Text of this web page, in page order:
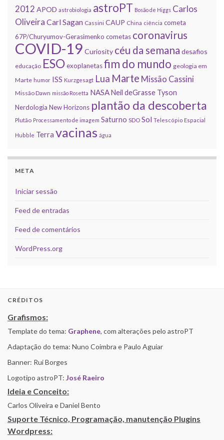
2012 APOD astrobiologia astroPT Bosão de Higgs Carlos
Oliveira Carl Sagan Cassini CAUP China ciência cometa
67P/Churyumov-Gerasimenko cometas coronavirus
COVID-19 Curiosity céu da semana desafios
educação ESOexoplanetasfim do mundo geologia em
Marte humor ISS Kurzgesagt Lua Marte Missão Cassini
Missão Dawn missão Rosetta NASANeil deGrasse Tyson
Nerdologia New Horizons plantão da descoberta
Plutão Processamento de imagem Saturno SDO Sol Telescópio Espacial
Hubble Terra vacinas água
META
Iniciar sessão
Feed de entradas
Feed de comentários
WordPress.org
CRÉDITOS
Grafismos:
Template do tema: Graphene, com alterações pelo astroPT
Adaptação do tema: Nuno Coimbra e Paulo Aguiar
Banner: Rui Borges
Logotipo astroPT: José Raeiro
Ideia e Conceito:
Carlos Oliveira e Daniel Bento
Suporte Técnico, Programação, manutenção Plugins
Wordpress: